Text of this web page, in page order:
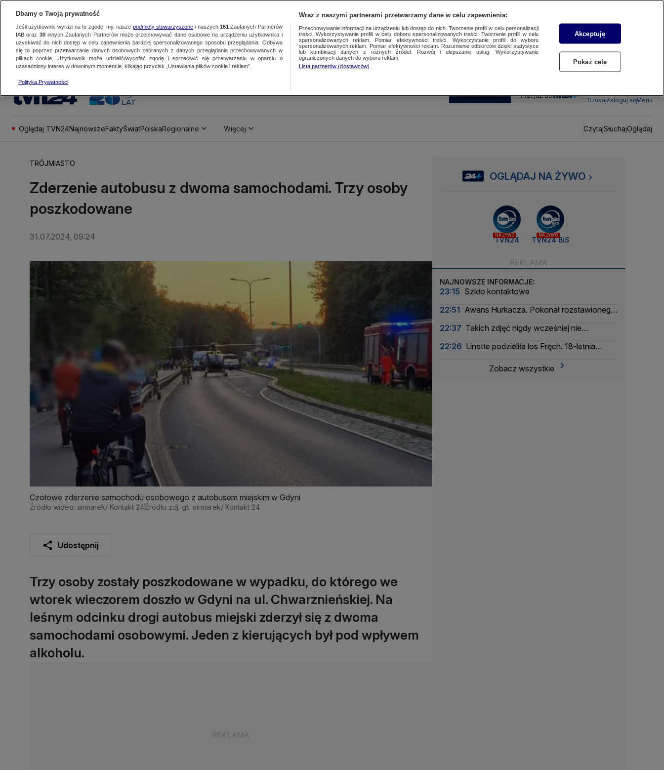
SUBSKRYBUJ Przejdź do
SzukajZaloguj sięMenu
Oglądaj TVN24NajnowszeFaktyŚwiatPolskaRegionalne Więcej CzytajSłuchajOglądaj
TRÓJMIASTO
Zderzenie autobusu z dwoma samochodami. Trzy osoby
poszkodowane
31.07.2024, 09:24
Czołowe zderzenie samochodu osobowego z autobusem miejskim w Gdyni
Źródło wideo: airmarek/ Kontakt 24Źródło zdj. gł.: airmarek/ Kontakt 24
Udostępnij
Trzy osoby zostały poszkodowane w wypadku, do którego we
wtorek wieczorem doszło w Gdyni na ul. Chwarznieńskiej. Na
leśnym odcinku drogi autobus miejski zderzył się z dwoma
samochodami osobowymi. Jeden z kierujących był pod wpływem
alkoholu.
OGLĄDAJ NA ŻYWO
NA ŻYWO
TVN24
NA ŻYWO
TVN24 BiS
NAJNOWSZE INFORMACJE:
23:15 Szkło kontaktowe
22:51 Awans Hurkacza. Pokonał rozstawionego
22:37 Takich zdjęć nigdy wcześniej nie
22:26 Linette podzieliła los Fręch. 18-letnia
Zobacz wszystkie
Dbamy o Twoją prywatność
Jeśli użytkownik wyrazi na to zgodę, my, nasze podmioty stowarzyszonei naszych 161 Zaufanych Partnerów
IAB oraz 30innych Zaufanych Partnerów może przechowywać dane osobowe na urządzeniu użytkownika i
uzyskiwać do nich dostęp w celu zapewnienia bardziej spersonalizowanego sposobu przeglądania. Odbywa
się to poprzez przetwarzanie danych osobowych zebranych z danych przeglądania przechowywanych w
plikach cookie. Użytkownik może udzielić/wycofać zgodę i sprzeciwić się przetwarzaniu w oparciu o
uzasadniony interes w dowolnym momencie, klikając przycisk „Ustawienia plików cookie i reklam”.
Polityka Prywatności
Wraz z naszymi partnerami przetwarzamy dane w celu zapewnienia:
Przechowywanie informacji na urządzeniu lub dostęp do nich. Tworzenie profili w celu personalizacji
treści. Wykorzystywanie profili w celu doboru spersonalizowanych treści. Tworzenie profili w celu
spersonalizowanych reklam. Pomiar efektywności treści. Wykorzystanie profili do wyboru
spersonalizowanych reklam. Pomiar efektywności reklam. Rozumienie odbiorców dzięki statystyce
lub kombinacji danych z różnych źródeł. Rozwój i ulepszanie usług. Wykorzystywanie
ograniczonych danych do wyboru reklam.
Lista partnerów (dostawców)
Akceptuję
Pokaż cele